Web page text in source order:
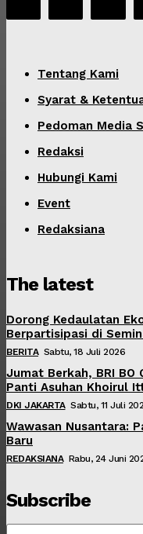
Tentang Kami
Syarat &
Pedoman Media
Redaksi
Hubungi Kami
Event
Redaksiana
The latest
Dorong Kedaulatan
Berpartisipasi di
BERITA Sabtu, 18 Juli 2026
Jumat Berkah, BRI
Panti Asuhan Khoirul
DKI JAKARTA Sabtu, 11 Juli
Wawasan Nusantara:
Baru
REDAKSIANA Rabu, 24 Juni
Subscribe